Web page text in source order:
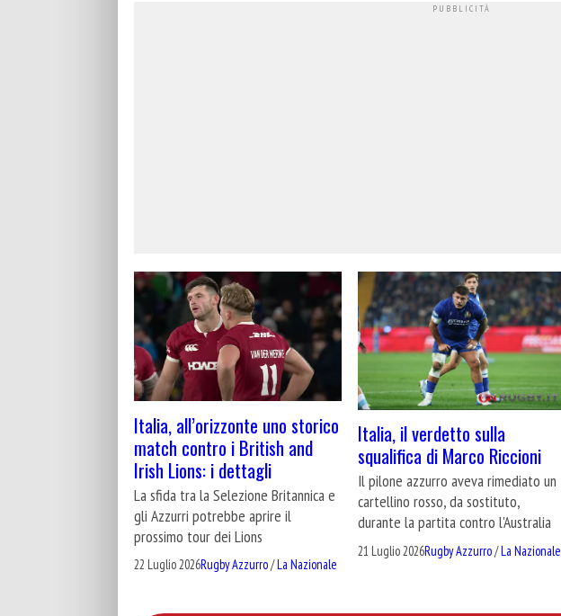
Italia, all’orizzonte uno storico
match contro i British and
Irish Lions: i dettagli
La sfida tra la Selezione Britannica e
gli Azzurri potrebbe aprire il
prossimo tour dei Lions
22 Luglio 2026Rugby Azzurro/La Nazionale
Italia, il verdetto sulla
squalifica di Marco Riccioni
Il pilone azzurro aveva rimediato un
cartellino rosso, da sostituto,
durante la partita contro l'Australia
21 Luglio 2026Rugby Azzurro/La Nazionale